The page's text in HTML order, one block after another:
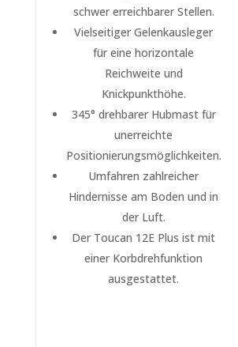
schwer erreichbarer Stellen.
Vielseitiger Gelenkausleger
für eine horizontale
Reichweite und
Knickpunkthöhe.
345° drehbarer Hubmast für
unerreichte
Positionierungsmöglichkeiten.
Umfahren zahlreicher
Hindernisse am Boden und in
der Luft.
Der Toucan 12E Plus ist mit
einer Korbdrehfunktion
ausgestattet.